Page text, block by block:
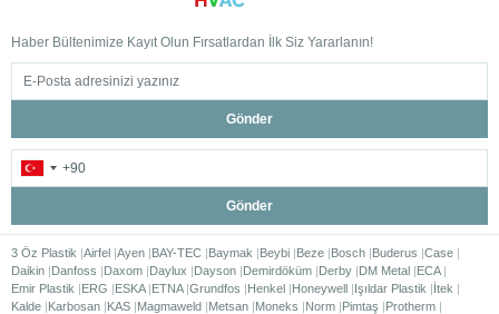
Haber Bültenimize Kayıt Olun Fırsatlardan İlk Siz Yararlanın!
Gönder
Gönder
3 Öz Plastik Airfel Ayen BAY-TEC Baymak Beybi Beze Bosch Buderus Case
Daikin Danfoss Daxom Daylux Dayson Demirdöküm Derby DM Metal ECA
Emir Plastik
ERG ESKA ETNA Grundfos Henkel Honeywell Işıldar Plastik
İtek
Kalde Karbosan KAS Magmaweld Metsan Moneks Norm Pimtaş
Protherm